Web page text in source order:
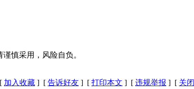
慎采用，风险自负。
加入收藏 ] [ 告诉好友 ] [ 打印本文 ] [ 违规举报 ] [ 关